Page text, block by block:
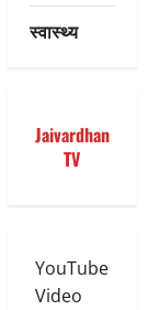
स्वास्थ्य
Jaivardhan
TV
YouTube
Video